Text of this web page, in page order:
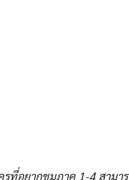
รที่อยากชมภาค 1-4 สาม